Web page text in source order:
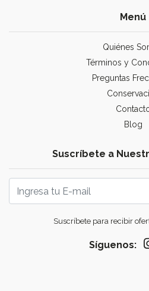
Menú
Quiénes
Términos y
Preguntas
Blog
Suscríbete a
Suscríbete para recibir
Síguenos: